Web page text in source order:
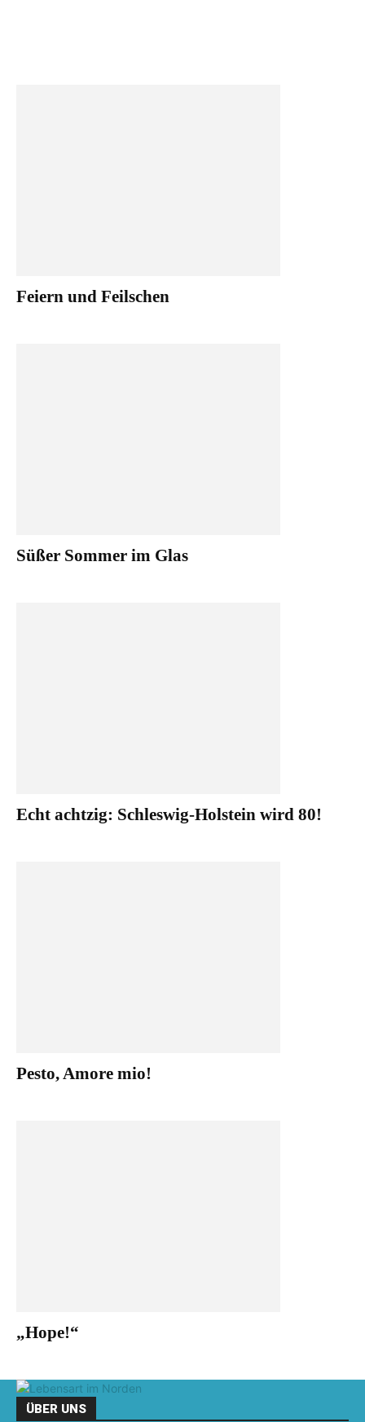
Feiern und Feilschen
Süßer Sommer im Glas
Echt achtzig: Schleswig-Holstein wird 80!
Pesto, Amore mio!
„Hope!“
ÜBER UNS